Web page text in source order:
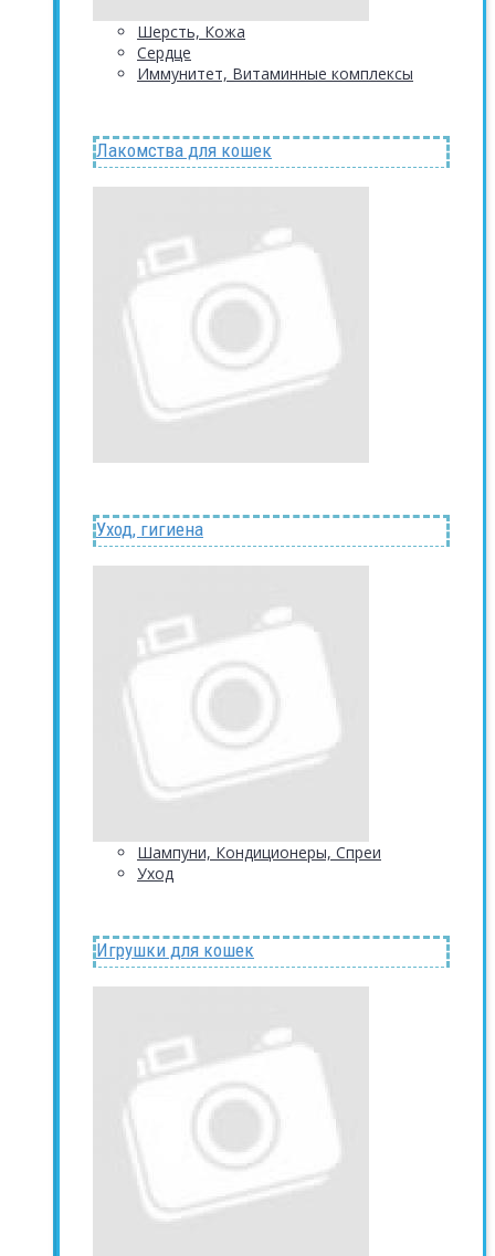
Шерсть, Кожа
Сердце
Иммунитет, Витаминные комплексы
Лакомства для кошек
Уход, гигиена
Шампуни, Кондиционеры, Спреи
Уход
Игрушки для кошек